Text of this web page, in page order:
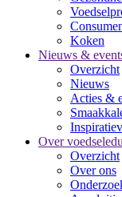
Koken
Nieuws &
Overzicht
Nieuws
Acties &
Over
Overzicht
Over ons